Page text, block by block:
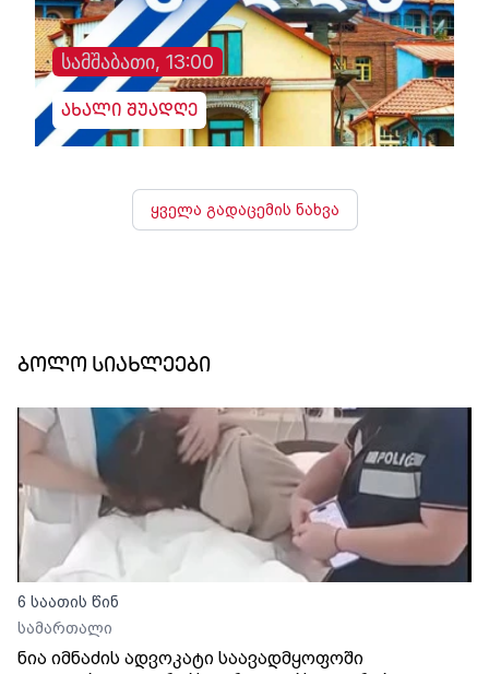
სამშაბათი, 13:00
ახალი შუადღე
ყველა გადაცემის ნახვა
ბოლო სიახლეები
6 საათის წინ
სამართალი
ნია იმნაძის ადვოკატი საავადმყოფოში